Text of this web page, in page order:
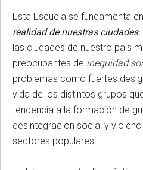
Esta Escuela se fundamenta
realidad de nuestras ciudades.
las ciudades de nuestro país
preocupantes de inequidad
problemas como fuertes
vida de los distintos grupos
tendencia a la formación de
desintegración social y
sectores populares.